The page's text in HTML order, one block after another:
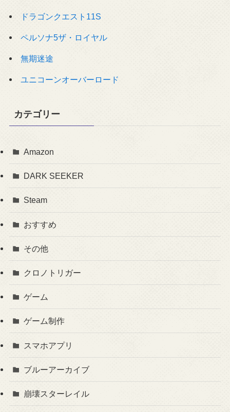
ドラゴンクエスト11S
ペルソナ5ザ・ロイヤル
無期迷途
ユニコーンオーバーロード
カテゴリー
Amazon
DARK SEEKER
Steam
おすすめ
その他
クロノトリガー
ゲーム
ゲーム制作
スマホアプリ
ブルーアーカイブ
崩壊スターレイル